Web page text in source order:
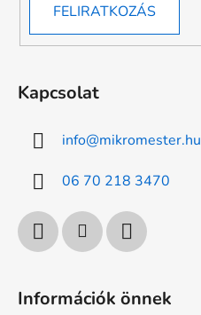
FELIRATKOZÁS
Kapcsolat
info@mikromester.hu
06 70 218 3470
Információk önnek